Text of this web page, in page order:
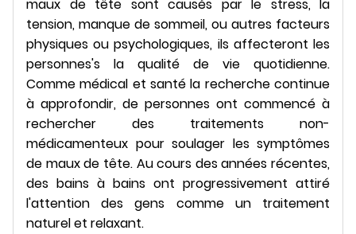
maux de tête sont causés par le stress, la
tension, manque de sommeil, ou autres facteurs
physiques ou psychologiques, ils affecteront les
personnes's la qualité de vie quotidienne.
Comme médical et santé la recherche continue
à approfondir, de personnes ont commencé à
rechercher des traitements non-
médicamenteux pour soulager les symptômes
de maux de tête. Au cours des années récentes,
des bains à bains ont progressivement attiré
l'attention des gens comme un traitement
naturel et relaxant.